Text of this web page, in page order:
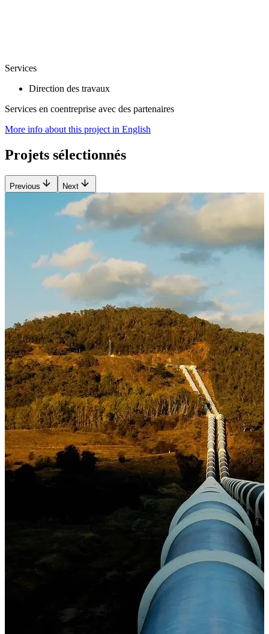
Services
Direction des travaux
Services en coentreprise avec des partenaires
More info about this project in English
Projets sélectionnés
Previous Next